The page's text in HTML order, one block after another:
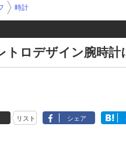
時計
トロデザイン腕時計
リスト シェア